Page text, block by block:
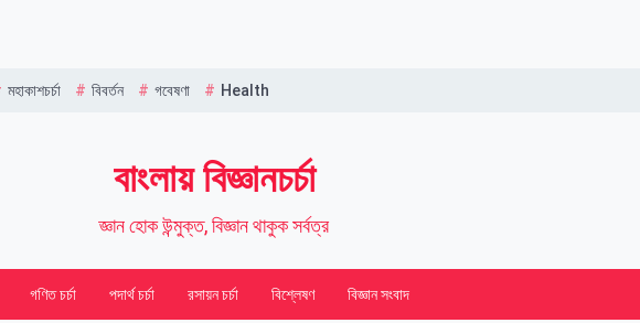
মহাকাশচর্চা বিবর্তন গবেষণা Health
বাংলায় বিজ্ঞানচর্চা
জ্ঞান হোক উন্মুক্ত, বিজ্ঞান থাকুক সর্বত্র
গণিত চর্চা পদার্থ চর্চা রসায়ন চর্চা বিশ্লেষণ বিজ্ঞান সংবাদ